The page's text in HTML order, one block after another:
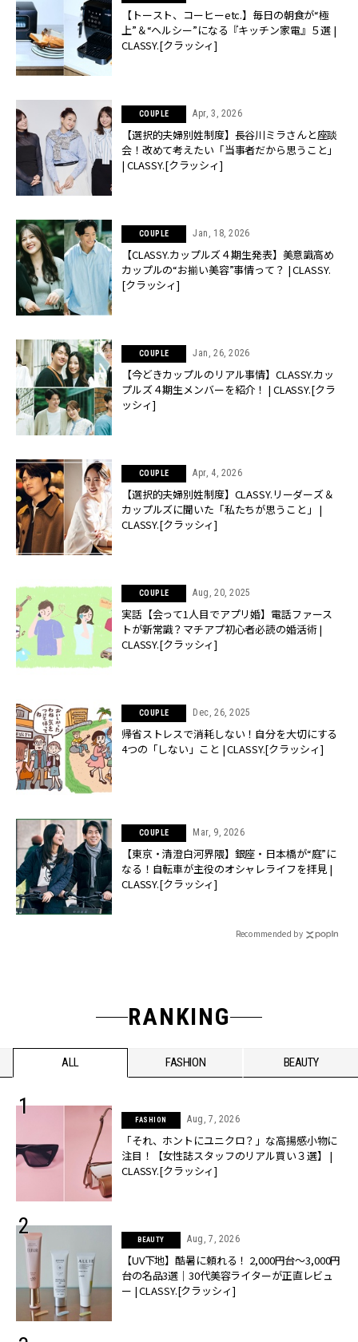
【トースト、コーヒーetc.】毎日の朝食が“極
上”＆“ヘルシー”になる『キッチン家電』５選 |
CLASSY.[クラッシィ]
COUPLE Apr, 3, 2026
【選択的夫婦別姓制度】長谷川ミラさんと座談
会！改めて考えたい「当事者だから思うこと」
| CLASSY.[クラッシィ]
COUPLE Jan, 18, 2026
【CLASSY.カップルズ４期生発表】美意識高め
カップルの“お揃い美容”事情って？ | CLASSY.
[クラッシィ]
COUPLE Jan, 26, 2026
【今どきカップルのリアル事情】CLASSY.カッ
プルズ４期生メンバーを紹介！ | CLASSY.[クラ
ッシィ]
COUPLE Apr, 4, 2026
【選択的夫婦別姓制度】CLASSY.リーダーズ＆
カップルズに聞いた「私たちが思うこと」 |
CLASSY.[クラッシィ]
COUPLE Aug, 20, 2025
実話【会って1人目でアプリ婚】電話ファース
トが新常識？マチアプ初心者必読の婚活術 |
CLASSY.[クラッシィ]
COUPLE Dec, 26, 2025
帰省ストレスで消耗しない！自分を大切にする
4つの「しない」こと | CLASSY.[クラッシィ]
COUPLE Mar, 9, 2026
【東京・清澄白河界隈】銀座・日本橋が“庭”に
なる！自転車が主役のオシャレライフを拝見 |
CLASSY.[クラッシィ]
Recommended by
RANKING
ALL FASHION BEAUTY
FASHION Aug, 7, 2026
「それ、ホントにユニクロ？」な高揚感小物に
注目！【女性誌スタッフのリアル買い３選】 |
CLASSY.[クラッシィ]
BEAUTY Aug, 7, 2026
【UV下地】酷暑に頼れる！ 2,000円台〜3,000円
台の名品3選｜30代美容ライターが正直レビュ
ー | CLASSY.[クラッシィ]